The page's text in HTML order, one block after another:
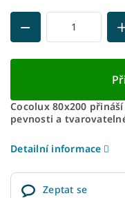
Cocolux 80x200
pevnosti a
Detailní informace
Zeptat se